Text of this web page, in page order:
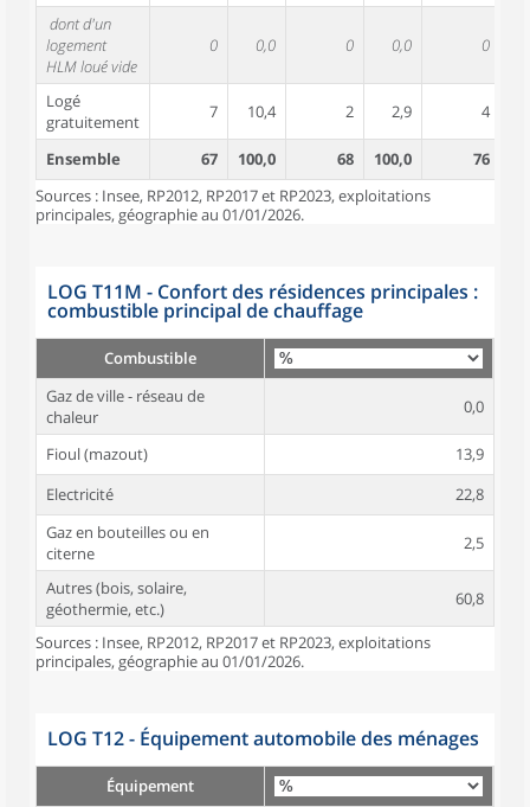
dont d'un
logement
HLM loué vide
0 0,0 0 0,0 0
Logé
gratuitement
7 10,4 2 2,9 4
Ensemble 67 100,0 68 100,0 76
Sources : Insee, RP2012, RP2017 et RP2023, exploitations
principales, géographie au 01/01/2026.
LOG T11M - Confort des résidences principales :
combustible principal de chauffage
Combustible
Gaz de ville - réseau de
chaleur
0,0
Fioul (mazout)
13,9
Electricité
22,8
Gaz en bouteilles ou en
citerne
2,5
Autres (bois, solaire,
géothermie, etc.)
60,8
Sources : Insee, RP2012, RP2017 et RP2023, exploitations
principales, géographie au 01/01/2026.
LOG T12 - Équipement automobile des ménages
Équipement